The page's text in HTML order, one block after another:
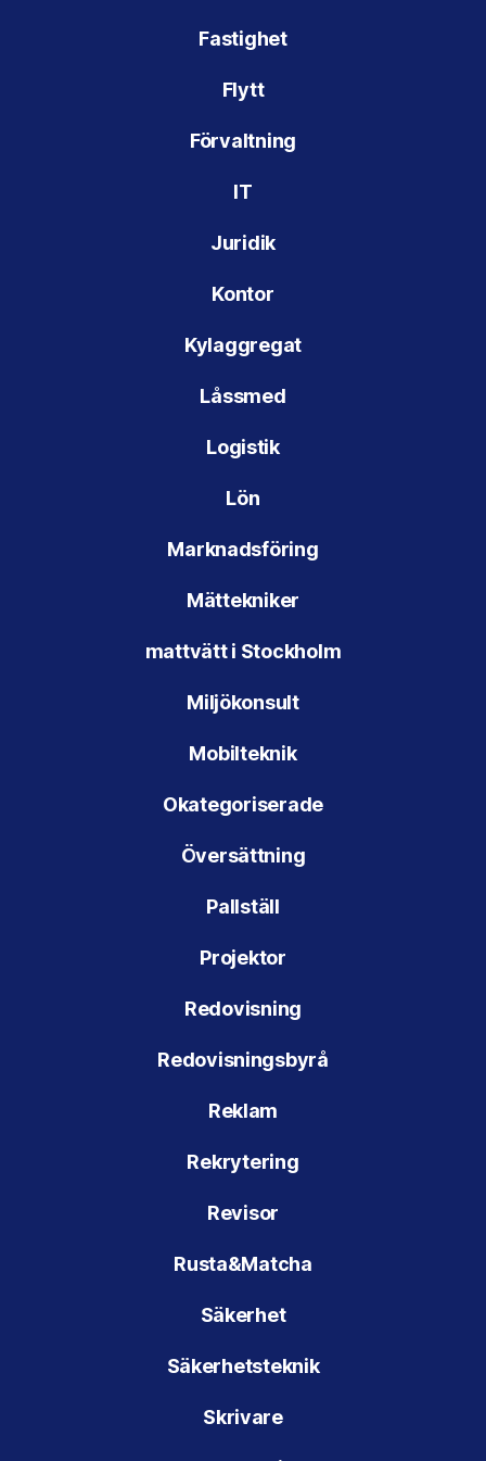
Fastighet
Flytt
Förvaltning
IT
Juridik
Kontor
Kylaggregat
Låssmed
Logistik
Lön
Marknadsföring
Mättekniker
mattvätt i Stockholm
Miljökonsult
Mobilteknik
Okategoriserade
Översättning
Pallställ
Projektor
Redovisning
Redovisningsbyrå
Reklam
Rekrytering
Revisor
Rusta&Matcha
Säkerhet
Säkerhetsteknik
Skrivare